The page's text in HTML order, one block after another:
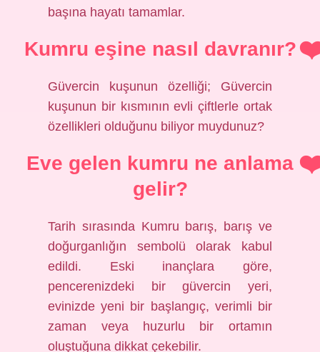
başına hayatı tamamlar.
Kumru eşine nasıl davranır?
Güvercin kuşunun özelliği; Güvercin
kuşunun bir kısmının evli çiftlerle ortak
özellikleri olduğunu biliyor muydunuz?
Eve gelen kumru ne anlama
gelir?
Tarih sırasında Kumru barış, barış ve
doğurganlığın sembolü olarak kabul
edildi. Eski inançlara göre,
pencerenizdeki bir güvercin yeri,
evinizde yeni bir başlangıç, verimli bir
zaman veya huzurlu bir ortamın
oluştuğuna dikkat çekebilir.